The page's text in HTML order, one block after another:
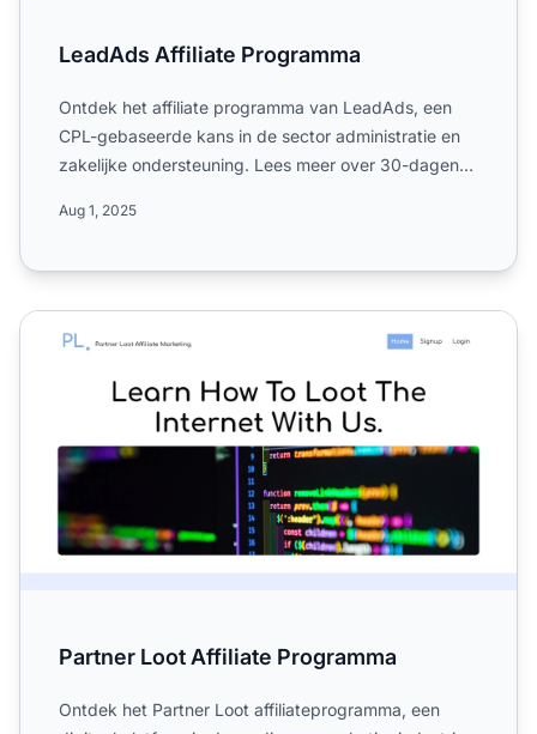
LeadAds Affiliate Programma
Ontdek het affiliate programma van LeadAds, een
CPL-gebaseerde kans in de sector administratie en
zakelijke ondersteuning. Lees meer over 30-dagen
Aug 1, 2025
Partner Loot Affiliate Programma
Partner Loot Affiliate Programma
Ontdek het Partner Loot affiliateprogramma, een